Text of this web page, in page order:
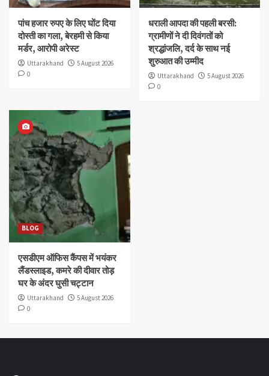
पांच हजार रुपए के लिए घोंट दिया
दोस्ती का गला, बेरहमी से किया
मर्डर, आरोपी अरेस्ट
Uttarakhand
5 August 2026
0
धराली आपदा की पहली बरसी:
ग्रामीणों ने दी दिवंगतों को
श्रद्धांजलि, दर्द के साथ नई
शुरुआत की उम्मीद
Uttarakhand
5 August 2026
0
BLOG
एसडीएम ऑफिस कैंपस में भयंकर
लैंडस्लाइड, कमरे की दीवार तोड़
घर के अंदर घुसी चट्टान
Uttarakhand
5 August 2026
0